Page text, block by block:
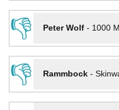
👎
Peter Wolf- 1000
👎
Rammbock-